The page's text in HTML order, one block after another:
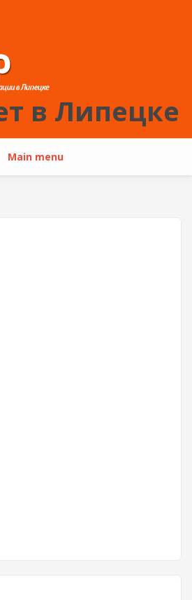
в Липецке
Main menu